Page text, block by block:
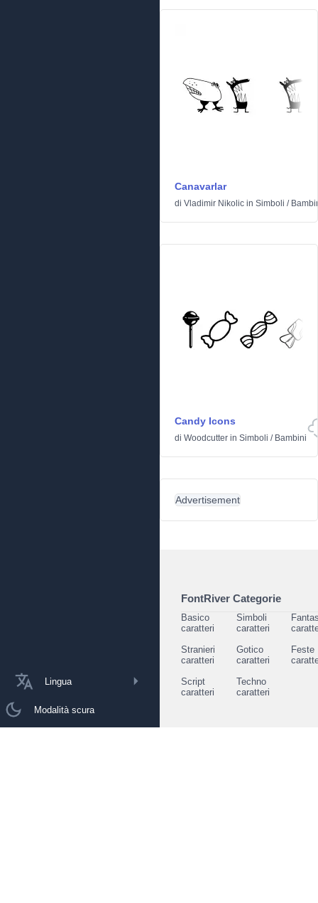
Lingua
Modalità scura
Canavarlar
di Vladimir Nikolic in Simboli /
Candy Icons
di Woodcutter in Simboli / Bambini
Advertisement
FontRiver Categorie
Basico
caratteri
Simboli
caratteri
Stranieri
caratteri
Gotico
caratteri
Feste
Script
caratteri
Techno
caratteri